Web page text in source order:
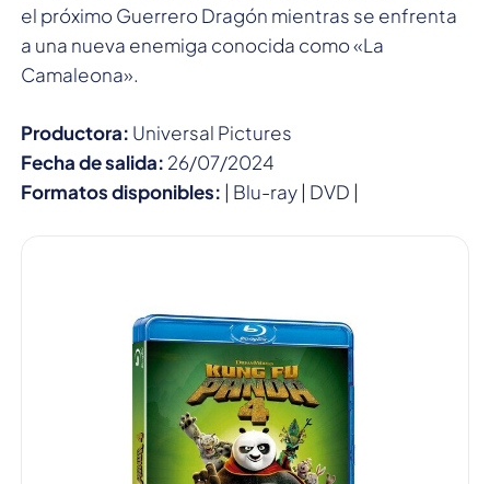
el próximo Guerrero Dragón mientras se enfrenta
a una nueva enemiga conocida como «La
Camaleona».
Productora: Universal Pictures
Fecha de salida: 26/07/2024
Formatos disponibles: | Blu-ray | DVD |